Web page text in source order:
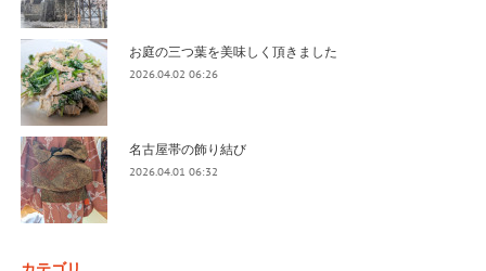
お庭の三つ葉を美味しく頂きました
2026.04.02 06:26
名古屋帯の飾り結び
2026.04.01 06:32